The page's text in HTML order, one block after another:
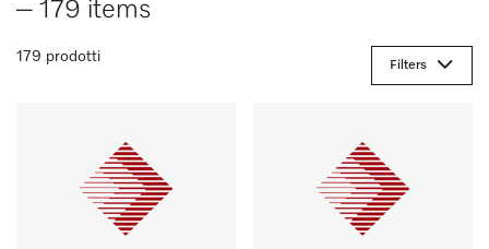
– 179 items
179 prodotti
Filters